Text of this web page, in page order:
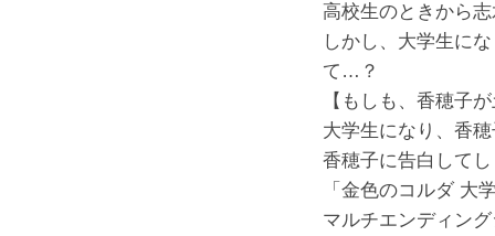
高校生のときから
しかし、大学生に
て…？
【もしも、香穂子
大学生になり、香
香穂子に告白して
「金色のコルダ 大
マルチエンディン